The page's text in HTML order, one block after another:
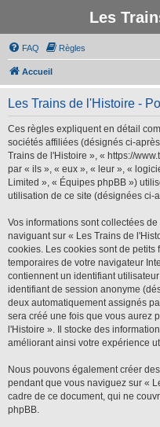
Les
FAQ Règles
Accueil
Les Trains de l'Histoire -
Ces règles expliquent en détail
sociétés affiliées (désignés ci-
Trains de l'Histoire », « https://
par « ils », « eux », « leur », «
Limited », « Équipes phpBB »)
utilisation de ce site (désignées ci-
Vos informations sont collectées
naviguant sur « Les Trains de
cookies. Les cookies sont de
temporaires de votre navigateur
contiennent un identifiant
identifiant de session anonyme
deux automatiquement assignés
sera créé une fois que vous aurez
l'Histoire ». Il stocke des
améliorant ainsi votre expérience
Nous pouvons également créer
pendant que vous naviguez sur «
cadre de ce document, qui ne
phpBB.